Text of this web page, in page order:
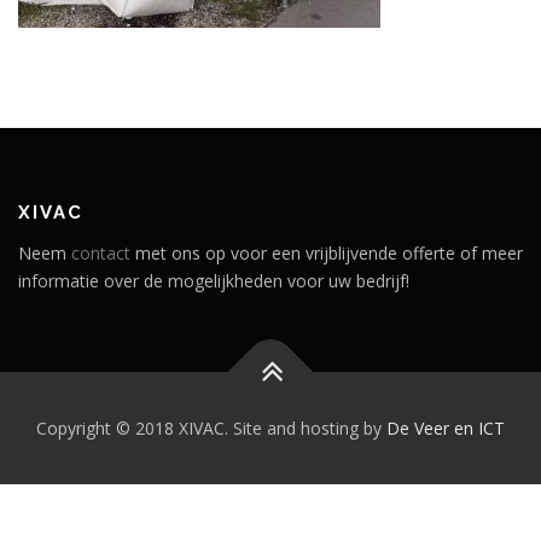
XIVAC
Neem contact met ons op voor een vrijblijvende offerte of meer
informatie over de mogelijkheden voor uw bedrijf!
Copyright © 2018 XIVAC. Site and hosting by De Veer en ICT